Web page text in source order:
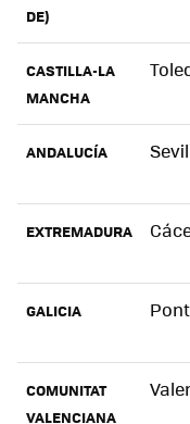
DE)
CASTILLA-LA
MANCHA
ANDALUCÍA
EXTREMADURA
GALICIA
COMUNITAT
VALENCIANA